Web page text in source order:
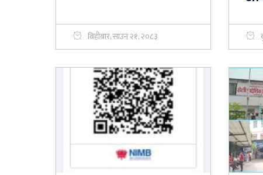
बिहीबार, साउन २१, २०८३